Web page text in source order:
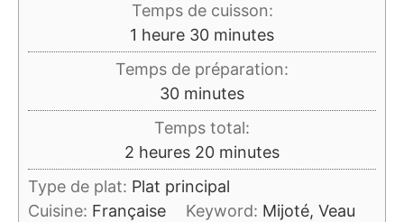
Temps de cuisson:
1 heure
heure 30minutes
minutes
Temps de préparation:
30minutes
minutes
Temps total:
2 heures
heures 20minutes
minutes
Type de plat: Plat principal
Cuisine: Française Keyword: Mijoté, Veau